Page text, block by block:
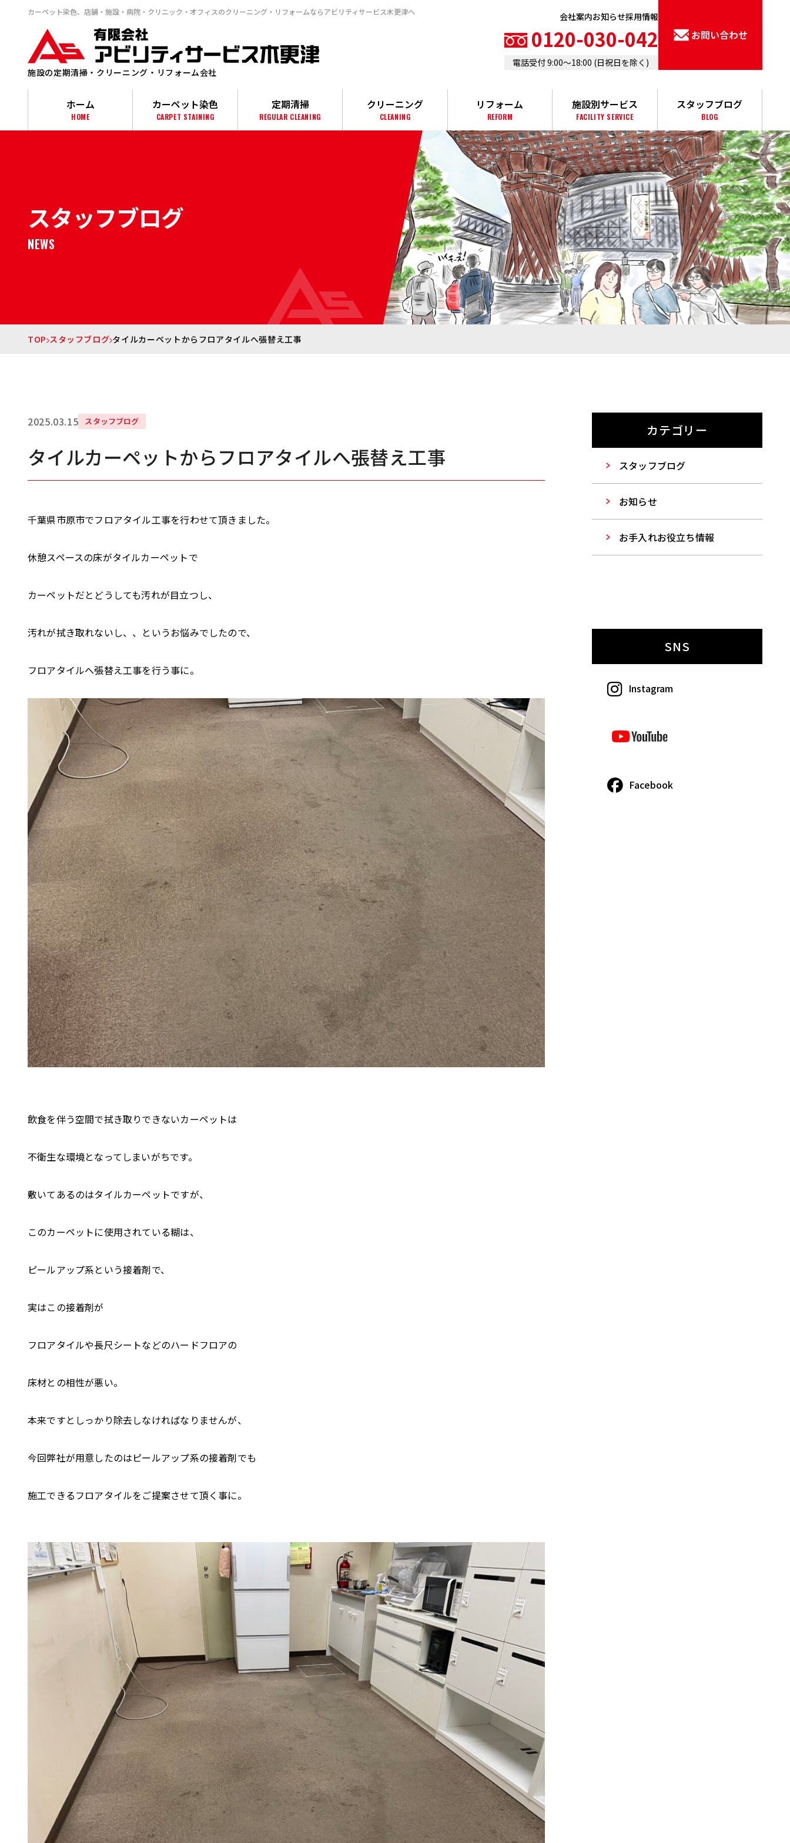
カーペット染⾊、店舗・施設・病院・クリニック・オフィスのクリーニング・リフォームならアビリティサービス⽊更津へ
施設の定期清掃・クリーニング・リフォーム会社
会社案内お知らせ採用情報
0120-030-042
電話受付 9:00〜18:00 (⽇祝⽇を除く)
お問い合わせ
ホーム
HOME
カーペット染色
CARPET STAINING
定期清掃
REGULAR CLEANING
クリーニング
CLEANING
リフォーム
REFORM
施設別サービス
FACILITY SERVICE
スタッフブログ
BLOG
スタッフブログ
NEWS
TOP スタッフブログ タイルカーペットからフロアタイルへ張替え工事
2025.03.15 スタッフブログ
タイルカーペットからフロアタイルへ張替え工事
千葉県市原市でフロアタイル工事を行わせて頂きました。
休憩スペースの床がタイルカーペットで
カーペットだとどうしても汚れが目立つし、
汚れが拭き取れないし、、というお悩みでしたので、
フロアタイルへ張替え工事を行う事に。
飲食を伴う空間で拭き取りできないカーペットは
不衛生な環境となってしまいがちです。
敷いてあるのはタイルカーペットですが、
このカーペットに使用されている糊は、
ピールアップ系という接着剤で、
実はこの接着剤が
フロアタイルや長尺シートなどのハードフロアの
床材との相性が悪い。
本来ですとしっかり除去しなければなりませんが、
今回弊社が用意したのはピールアップ系の接着剤でも
施工できるフロアタイルをご提案させて頂く事に。
カテゴリー
スタッフブログ
お知らせ
お手入れお役立ち情報
SNS
Instagram
Facebook